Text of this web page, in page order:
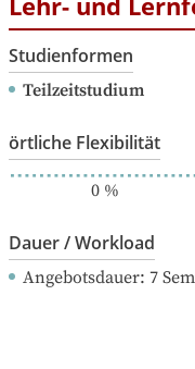
Studienformen
Teilzeitstudium
örtliche Flexibilität
0%
Dauer / Workload
Angebotsdauer: 7